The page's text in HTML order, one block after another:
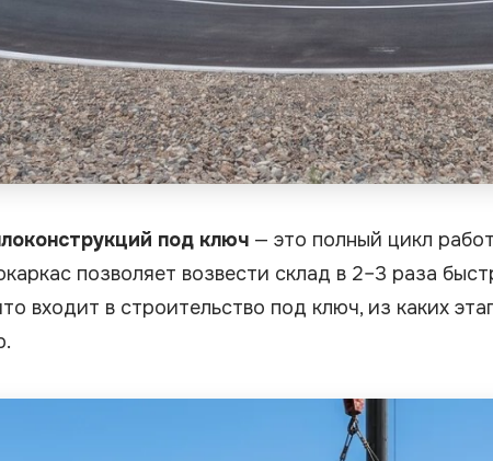
под ключ — это полный цикл
позволяет возвести склад в 2–3 раза
входит в строительство под ключ, из каких